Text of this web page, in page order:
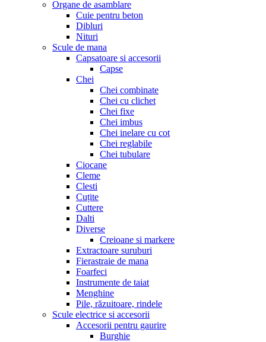
Organe de asamblare
Cuie pentru beton
Dibluri
Nituri
Scule de mana
Capsatoare si accesorii
Capse
Chei
Chei combinate
Chei cu clichet
Chei fixe
Chei imbus
Chei inelare cu cot
Chei reglabile
Chei tubulare
Ciocane
Cleme
Clesti
Cuțite
Cuttere
Dalti
Diverse
Creioane si markere
Extractoare suruburi
Fierastraie de mana
Foarfeci
Instrumente de taiat
Menghine
Pile, răzuitoare, rindele
Scule electrice si accesorii
Accesorii pentru gaurire
Burghie